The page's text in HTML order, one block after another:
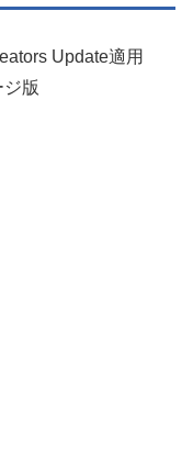
Update適用
版